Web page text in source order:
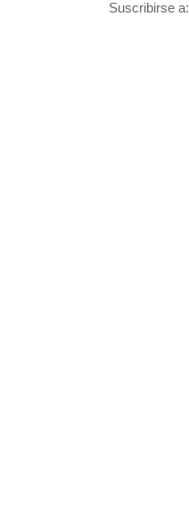
Suscribirse a: